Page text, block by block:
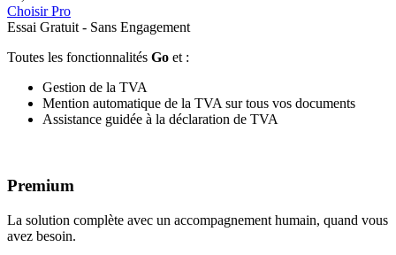
Choisir Pro
Essai Gratuit - Sans Engagement
Toutes les fonctionnalités Go et :
Gestion de la TVA
Mention automatique de la TVA sur tous vos documents
Assistance guidée à la déclaration de TVA
Premium
La solution complète avec un accompagnement humain, quand vous
avez besoin.